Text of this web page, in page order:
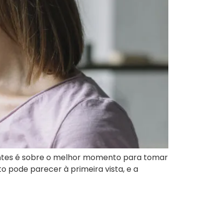
é sobre o melhor momento para tomar
pode parecer à primeira vista, e a